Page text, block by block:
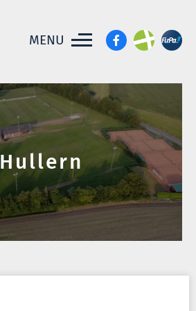
MENU
Hullern